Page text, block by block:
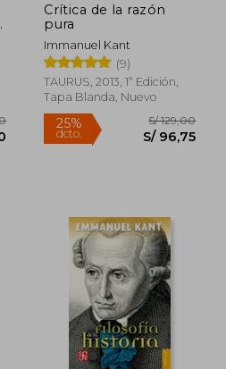
Crítica de la razón
pura
Immanuel Kant
(9)
TAURUS, 2013, 1ª Edición,
Tapa Blanda, Nuevo
25%
dcto.
Rápido